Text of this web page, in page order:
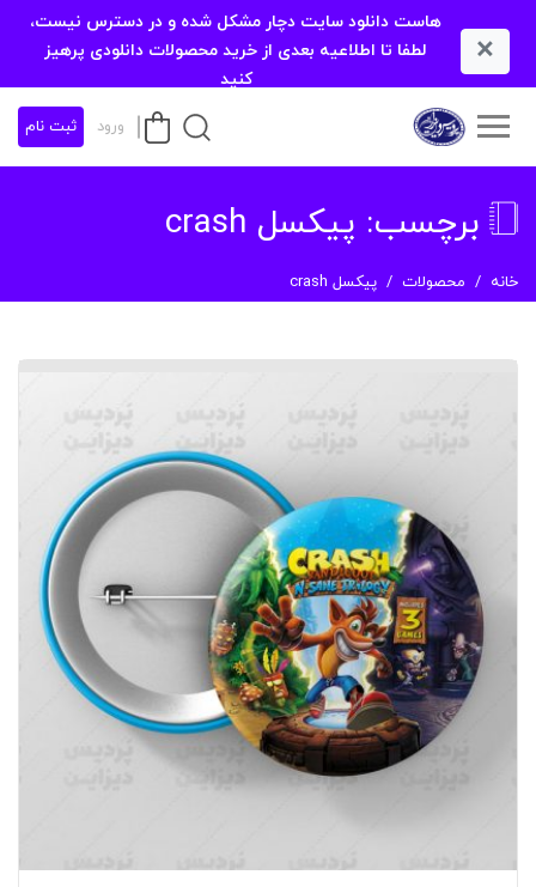
×
هاست دانلود سایت دچار مشکل شده و در دسترس نیست،
لطفا تا اطلاعیه بعدی از خرید محصولات دانلودی پرهیز
کنید
ورود ثبت نام
برچسب: پیکسل crash
خانه محصولات پیکسل crash